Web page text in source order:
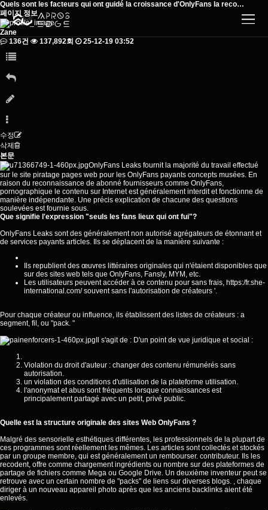
Quels sont les facteurs qui ont guidé la croissance d'OnlyFans la reco…
페이지 정보
Zane
136건
137,892회 25-12-19 03:52
수정
삭제
본문
OnlyFans Leaks fournit la majorité du travail effectué
sur le site piratage pages web pour les OnlyFans payants concepts musées. En
raison du reconnaissance de abonné fournisseurs comme OnlyFans,
pornographique le contenu sur Internet est généralement interdit et fonctionne de
manière indépendante. Une précis explication de chacune des questions
soulevées estfournie sous.
Que signifie l'expression "seuls les fans lieux qui ont fui"?
OnlyFans Leaks sont des généralement non autorisé agrégateurs de étonnant et
de services payants articles. Ils se déplacent de la manière suivante :
Ils republient des œuvres littéraires originales qui n'étaient disponibles que
sur des sites web tels que OnlyFans, Fansly, MYM, etc.
Les utilisateurs peuvent accéder à ce contenu pour sans frais, https:/fr.she-
international.com/souvent sans l'autorisation de créateurs '.
Pour chaque créateur ou influence, ils établissent des listes de créateurs : a
segment, fil, ou "pack. "
Il s'agit de : D'un point de vue juridique et social :
Violation du droit d'auteur : changer des contenu rémunérés sans
autorisation.
un violation des conditions d'utilisation de la plateforme utilisation.
l'anonymat et abus sont fréquents lorsque connaissances est
principalement partagé avec un petit, privé public.
Quelle est la structure originale des sites Web OnlyFans ?
Malgré des sensorielle esthétiques différentes, les professionnels de la plupart de
ces programmes sont réellement les mêmes. Les articles sont collectés et stockés
par un groupe membre, qui est généralement un rembourser. contributeur. Ils les
recodent, offre comme chargement ingrédients ou nombre sur des plateformes de
partage de fichiers comme Mega ou Google Drive. Un deuxième inventeur peut se
retrouve avec un certain nombre de "packs" de liens sur diverses blogs. , chaque
diriger à un nouveau appareil photo après que les anciens backlinks aient été
enlevés.